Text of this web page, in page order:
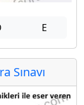
E
Sınavı